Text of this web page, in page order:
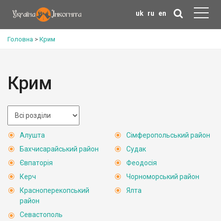
uk ru en
Головна > Крим
Крим
Алушта
Бахчисарайський район
Євпаторія
Керч
Красноперекопський
район
Севастополь
Сімферопольський район
Судак
Феодосія
Чорноморський район
Ялта